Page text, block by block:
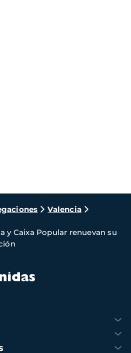
Valencia
y Caixa Popular renuevan su